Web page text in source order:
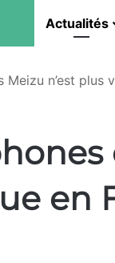
Actualités
n’est plus
en